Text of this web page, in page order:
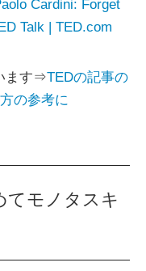
Cardini: Forget
Talk | TED.com
ます⇒TEDの記事の
の参考に
てモノタスキ